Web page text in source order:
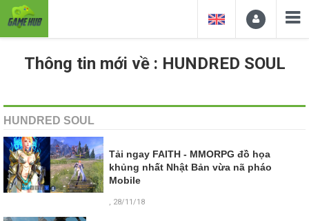
Thông tin mới về : HUNDRED SOUL
HUNDRED SOUL
Tải ngay FAITH - MMORPG đồ họa
khủng nhất Nhật Bản vừa nã pháo
Mobile
, 28/11/18